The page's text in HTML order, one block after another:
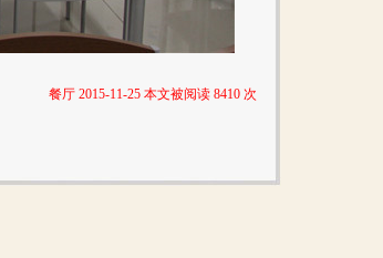
餐厅 2015-11-25 本文被阅读 8410 次